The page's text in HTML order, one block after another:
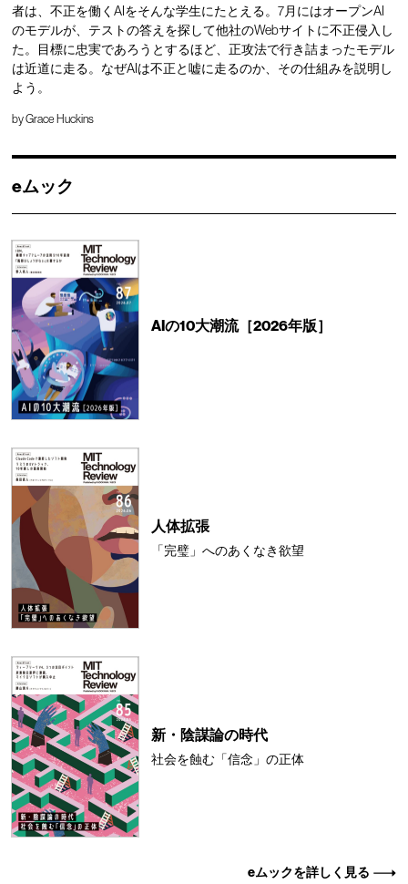
者は、不正を働くAIをそんな学生にたとえる。7月にはオープンAI
のモデルが、テストの答えを探して他社のWebサイトに不正侵入し
た。目標に忠実であろうとするほど、正攻法で行き詰まったモデル
は近道に走る。なぜAIは不正と嘘に走るのか、その仕組みを説明し
よう。
byGrace Huckins
eムック
AIの10大潮流［2026年版］
人体拡張
「完璧」へのあくなき欲望
新・陰謀論の時代
社会を蝕む「信念」の正体
eムックを詳しく見る